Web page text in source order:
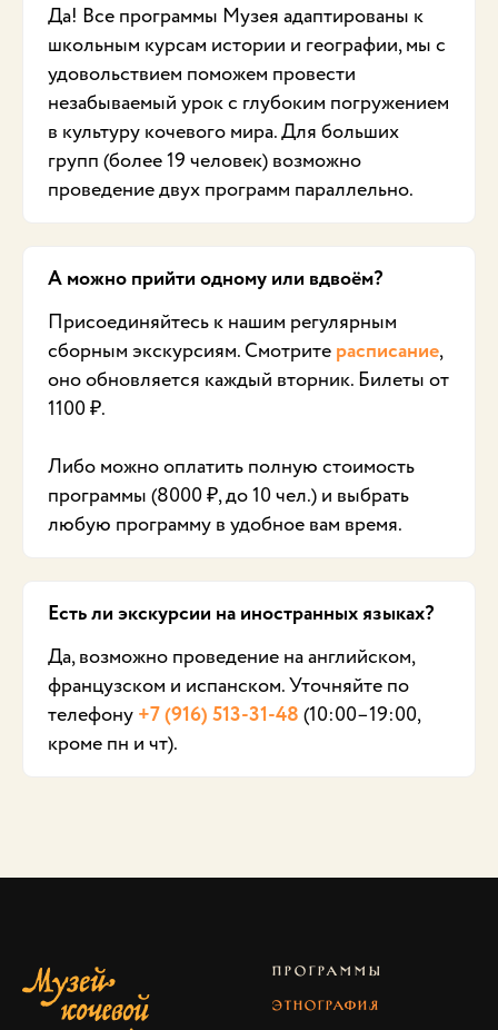
Да! Все программы Музея адаптированы к
школьным курсам истории и географии, мы с
удовольствием поможем провести
незабываемый урок с глубоким погружением
в культуру кочевого мира. Для больших
групп (более 19 человек) возможно
проведение двух программ параллельно.
А можно прийти одному или вдвоём?
Присоединяйтесь к нашим регулярным
сборным экскурсиям. Смотрите расписание,
оно обновляется каждый вторник. Билеты от
1100 ₽.
Либо можно оплатить полную стоимость
программы (8000 ₽, до 10 чел.) и выбрать
любую программу в удобное вам время.
Есть ли экскурсии на иностранных языках?
Да, возможно проведение на английском,
французском и испанском. Уточняйте по
телефону +7 (916) 513-31-48 (10:00–19:00,
кроме пн и чт).
ПРОГРАММЫ
Этнография